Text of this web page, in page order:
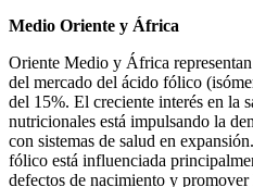
Medio Oriente y África
Oriente Medio y África
del mercado del ácido fólico
del 15%. El creciente interés en la
nutricionales está impulsando la
con sistemas de salud en
fólico está influenciada
defectos de nacimiento y